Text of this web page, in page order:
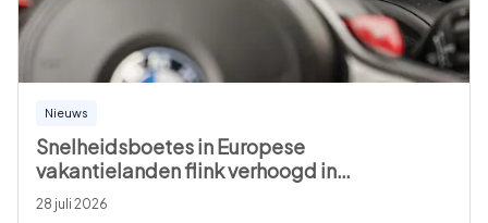
Nieuws
Snelheidsboetes in Europese
vakantielanden flink verhoogd in…
28 juli 2026